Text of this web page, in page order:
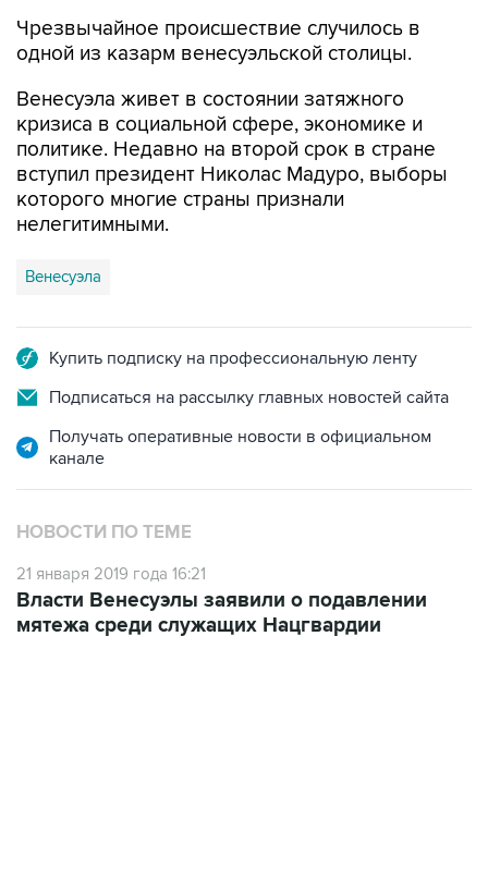
Чрезвычайное происшествие случилось в
одной из казарм венесуэльской столицы.
Венесуэла живет в состоянии затяжного
кризиса в социальной сфере, экономике и
политике. Недавно на второй срок в стране
вступил президент Николас Мадуро, выборы
которого многие страны признали
нелегитимными.
Венесуэла
Купить подписку на профессиональную ленту
Подписаться на рассылку главных новостей сайта
Получать оперативные новости в официальном
канале
НОВОСТИ ПО ТЕМЕ
21 января 2019 года 16:21
Власти Венесуэлы заявили о подавлении
мятежа среди служащих Нацгвардии